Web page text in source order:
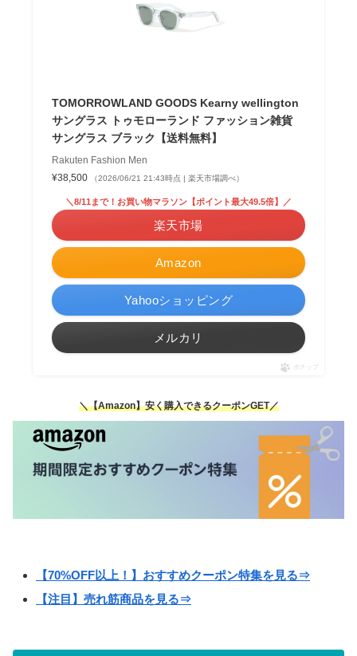
TOMORROWLAND GOODS Kearny wellington
サングラス トゥモローランド ファッション雑貨
サングラス ブラック【送料無料】
Rakuten Fashion Men
¥38,500
（2026/06/21 21:43時点 | 楽天市場調べ）
Amazon
＼8/11まで！お買い物マラソン【ポイント最大49.5倍】／
楽天市場
Yahooショッピング
メルカリ
ポチップ
＼【Amazon】安く購入できるクーポンGET／
【70%OFF以上！】おすすめクーポン特集を見る⇒
【注目】売れ筋商品を見る⇒